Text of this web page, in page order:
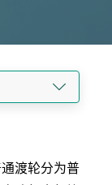
渡轮分为普